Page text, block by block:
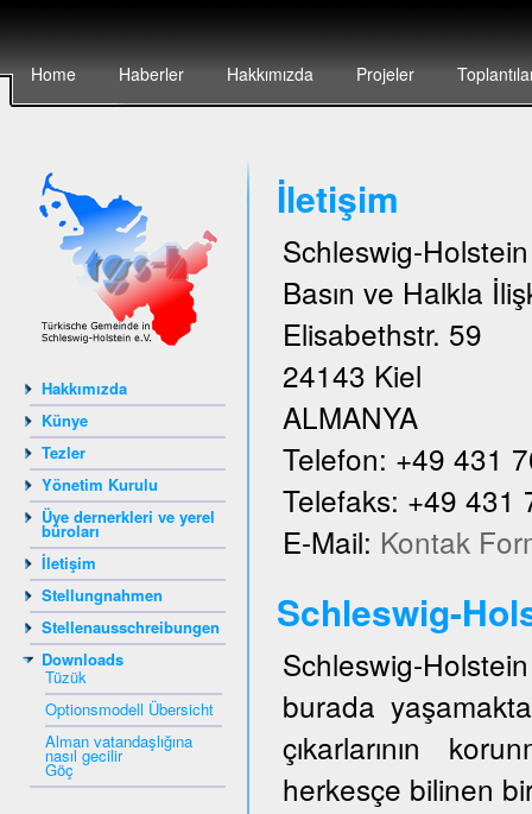
Home Haberler Hakkımızda Projeler
Hakkımızda
Künye
Tezler
Yönetim Kurulu
Üye dernerkleri ve yerel
büroları
İletişim
Stellungnahmen
Stellenausschreibungen
Downloads
Tüzük
Optionsmodell Übersicht
Alman vatandaşlığına
nasıl gecilir
Göç
İletişim
Schleswig-
Basın ve Halkla
Elisabethstr. 59
24143 Kiel
ALMANYA
Telefon: +49 431
Telefaks: +49 431
E-Mail: Kontak
Schleswig-
Schleswig-
burada
çıkarlarının
herkesçe bilinen